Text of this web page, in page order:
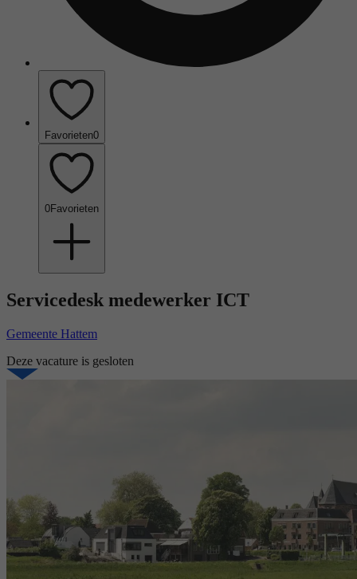
Favorieten0
0Favorieten
Servicedesk medewerker ICT
Gemeente Hattem
Deze vacature is gesloten